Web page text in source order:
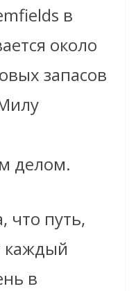
в
около
запасов
делом.
что путь,
каждый
в